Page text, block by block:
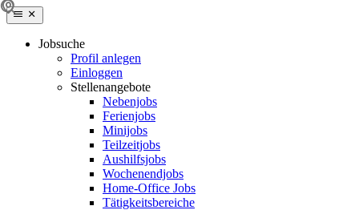
Jobsuche
Profil anlegen
Einloggen
Stellenangebote
Nebenjobs
Ferienjobs
Minijobs
Teilzeitjobs
Aushilfsjobs
Wochenendjobs
Home-Office Jobs
Tätigkeitsbereiche